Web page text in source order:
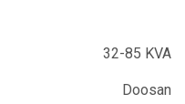
32-85 KVA
Doosan